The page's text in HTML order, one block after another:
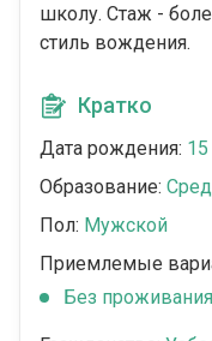
школу. Стаж -
стиль вождения.
Кратко
Дата рождения: 15
Образование:
Пол: Мужской
Приемлемые
Без проживания